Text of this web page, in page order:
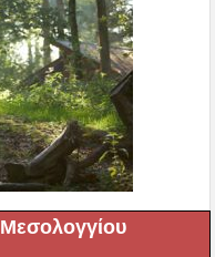
Μεσολογγίου